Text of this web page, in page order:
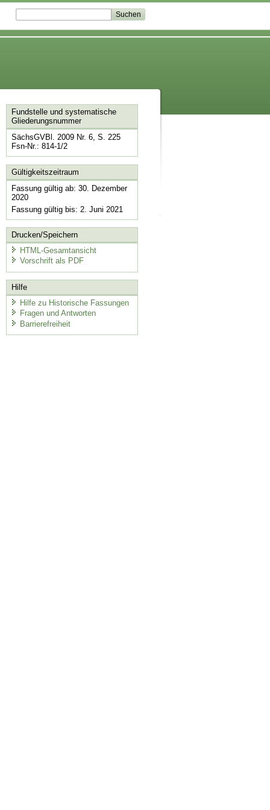
Fundstelle und systematische
Gliederungsnummer
SächsGVBl. 2009 Nr. 6, S. 225
Fsn-Nr.: 814-1/2
Gültigkeitszeitraum
Fassung gültig ab: 30. Dezember
2020
Fassung gültig bis: 2. Juni 2021
Drucken/Speichern
HTML-Gesamtansicht
Vorschrift als PDF
Hilfe
Hilfe zu Historische Fassungen
Fragen und Antworten
Barrierefreiheit